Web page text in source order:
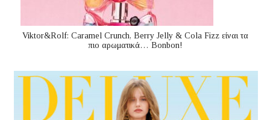
Viktor&Rolf: Caramel Crunch, Berry Jelly & Cola Fizz είναι τα
πιο αρωματικά… Bonbon!